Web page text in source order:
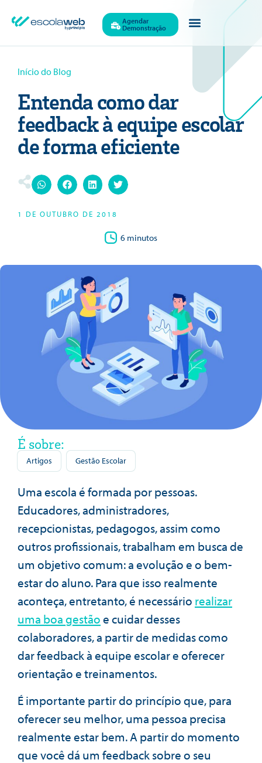
Agendar
Demonstração
Início do Blog
Entenda como dar
feedback à equipe escolar
de forma eficiente
1 DE OUTUBRO DE 2018
6 minutos
É sobre:
Artigos Gestão Escolar
Uma escola é formada por pessoas.
Educadores, administradores,
recepcionistas, pedagogos, assim como
outros profissionais, trabalham em busca de
um objetivo comum: a evolução e o bem-
estar do aluno. Para que isso realmente
aconteça, entretanto, é necessário realizar
uma boa gestãoe cuidar desses
colaboradores, a partir de medidas como
dar feedback à equipe escolar e oferecer
orientação e treinamentos.
É importante partir do princípio que, para
oferecer seu melhor, uma pessoa precisa
realmente estar bem. A partir do momento
que você dá um feedback sobre o seu